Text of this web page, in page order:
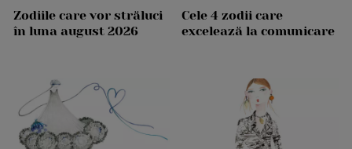
Zodiile care vor străluci
în luna august 2026
Cele 4 zodii care
excelează la comunicare